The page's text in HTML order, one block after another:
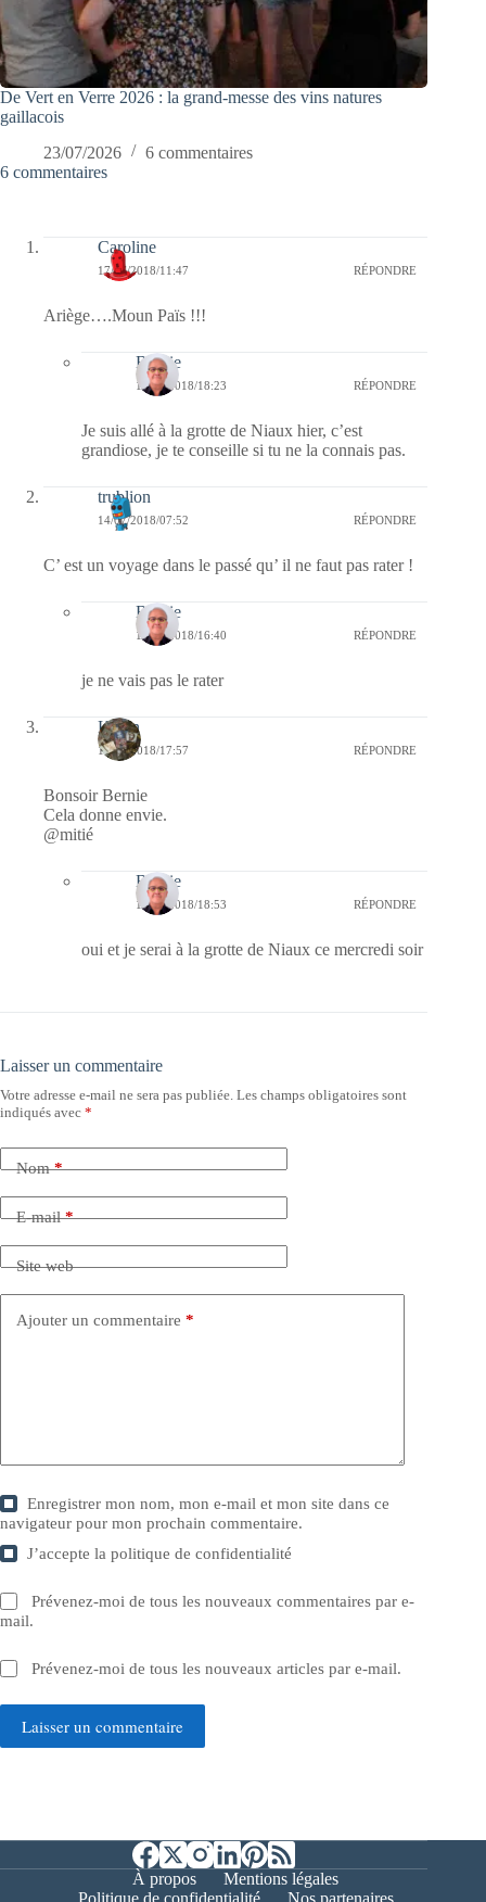
De Vert en Verre 2026 : la grand-messe des vins natures
gaillacois
23/07/2026
6 commentaires
6 commentaires
Caroline
17/07/2018/11:47 RÉPONDRE
Ariège….Moun Païs !!!
Bernie
19/07/2018/18:23 RÉPONDRE
Je suis allé à la grotte de Niaux hier, c’est
grandiose, je te conseille si tu ne la connais pas.
trublion
14/07/2018/07:52 RÉPONDRE
C’ est un voyage dans le passé qu’ il ne faut pas rater !
Bernie
16/07/2018/16:40 RÉPONDRE
je ne vais pas le rater
Kévin
13/07/2018/17:57 RÉPONDRE
Bonsoir Bernie
Cela donne envie.
@mitié
Bernie
13/07/2018/18:53 RÉPONDRE
oui et je serai à la grotte de Niaux ce mercredi soir
Laisser un commentaire
Votre adresse e-mail ne sera pas publiée. Les champs obligatoires sont
indiqués avec *
Nom*
E-mail*
Site web
Ajouter un commentaire *
Enregistrer mon nom, mon e-mail et mon site dans ce
navigateur pour mon prochain commentaire.
J’accepte lapolitique de confidentialité
Prévenez-moi de tous les nouveaux commentaires par e-
mail.
Prévenez-moi de tous les nouveaux articles par e-mail.
Laisser un commentaire
À propos
Mentions légales
Politique de confidentialité
Nos partenaires